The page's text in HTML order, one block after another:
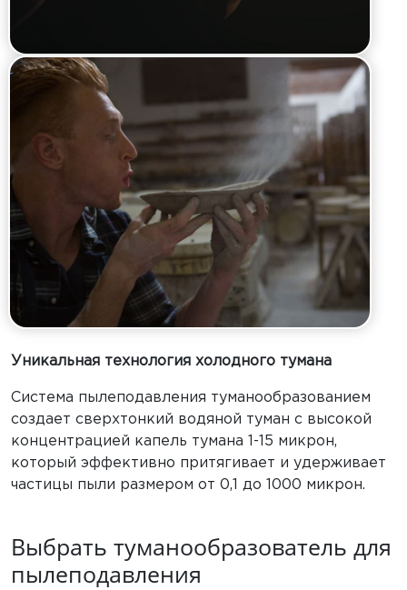
Уникальная технология холодного тумана
Система пылеподавления туманообразованием
создает сверхтонкий водяной туман с высокой
концентрацией капель тумана 1-15 микрон,
который эффективно притягивает и удерживает
частицы пыли размером от 0,1 до 1000 микрон.
Выбрать туманообразователь для
пылеподавления